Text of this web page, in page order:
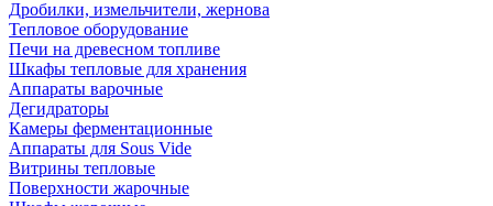
Дробилки, измельчители, жернова
Тепловое оборудование
Печи на древесном топливе
Шкафы тепловые для хранения
Аппараты варочные
Дегидраторы
Камеры ферментационные
Аппараты для Sous Vide
Витрины тепловые
Поверхности жарочные